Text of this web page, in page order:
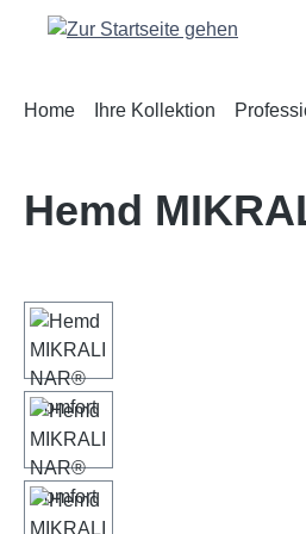
Hauptinhalt springen
Zur Suche springen
Zur Hauptnavigation springen
Home Ihre Kollektion
Hemd
Bildergalerie überspringen